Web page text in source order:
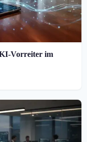
Vorreiter im